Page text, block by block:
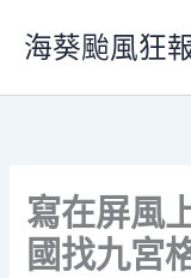
要
海葵颱風狂
寫在屏風
國找九宮